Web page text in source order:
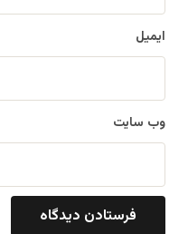
ایمیل
وب‌ سایت